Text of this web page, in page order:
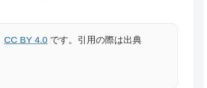
CC BY 4.0 です。引用の際は出典